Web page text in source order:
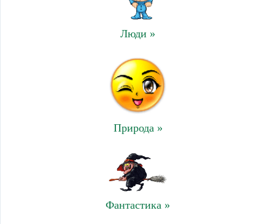
Люди »
Природа »
Фантастика »